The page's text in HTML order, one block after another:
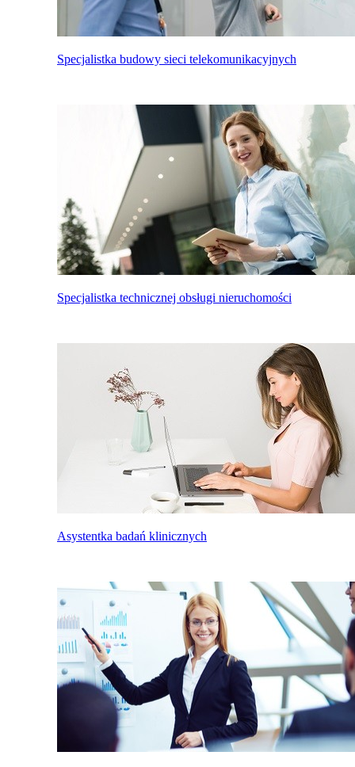
Specjalistka budowy sieci telekomunikacyjnych
Specjalistka technicznej obsługi nieruchomości
Asystentka badań klinicznych